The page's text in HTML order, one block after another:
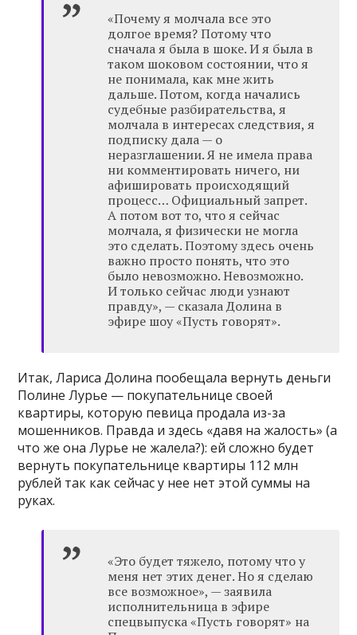
«Почему я молчала все это
долгое время? Потому что
сначала я была в шоке. И я была в
таком шоковом состоянии, что я
не понимала, как мне жить
дальше. Потом, когда начались
судебные разбирательства, я
молчала в интересах следствия, я
подписку дала — о
неразглашении. Я не имела права
ни комментировать ничего, ни
афишировать происходящий
процесс… Официальный запрет.
А потом вот то, что я сейчас
молчала, я физически не могла
это сделать. Поэтому здесь очень
важно просто понять, что это
было невозможно. Невозможно.
И только сейчас люди узнают
правду», — сказала Долина в
эфире шоу «Пусть говорят».
Итак, Лариса Долина пообещала вернуть деньги
Полине Лурье — покупательнице своей
квартиры, которую певица продала из-за
мошенников. Правда и здесь «давя на жалость» (а
что же она Лурье не жалела?): ей сложно будет
вернуть покупательнице квартиры 112 млн
рублей так как сейчас у нее нет этой суммы на
руках.
«Это будет тяжело, потому что у
меня нет этих денег. Но я сделаю
все возможное», — заявила
исполнительница в эфире
спецвыпуска «Пусть говорят» на